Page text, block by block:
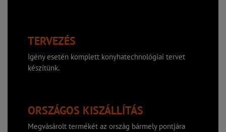
TERVEZÉS
Igény esetén komplett konyhatechnológiai tervet
készítünk.
ORSZÁGOS KISZÁLLÍTÁS
Megvásárolt termékét az ország bármely pontjára